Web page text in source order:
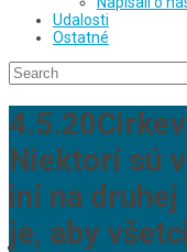
Udalosti
Ostatné
Niektorí sú
iní na
je, aby